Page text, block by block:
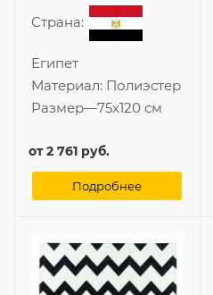
Страна:
Египет
Материал: Полиэстер
Размер—75x120 см
от2 761 руб.
Подробнее